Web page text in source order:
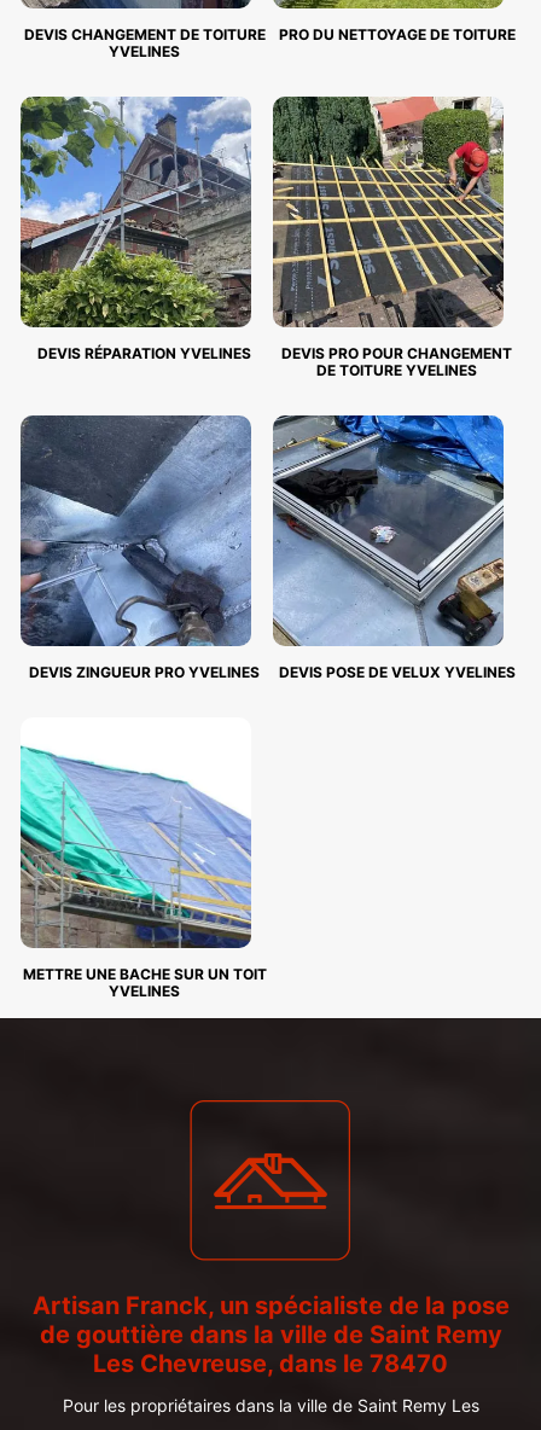
DEVIS CHANGEMENT DE TOITURE
YVELINES
PRO DU NETTOYAGE DE TOITURE
DEVIS RÉPARATION YVELINES
DEVIS PRO POUR CHANGEMENT
DE TOITURE YVELINES
DEVIS ZINGUEUR PRO YVELINES DEVIS POSE DE VELUX YVELINES
METTRE UNE BACHE SUR UN TOIT
YVELINES
Artisan Franck, un spécialiste de la pose
de gouttière dans la ville de Saint Remy
Les Chevreuse, dans le 78470
Pour les propriétaires dans la ville de Saint Remy Les